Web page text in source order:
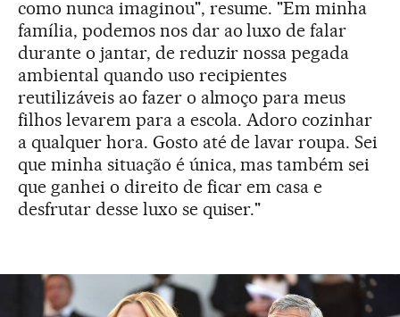
como nunca imaginou", resume. "Em minha
família, podemos nos dar ao luxo de falar
durante o jantar, de reduzir nossa pegada
ambiental quando uso recipientes
reutilizáveis ao fazer o almoço para meus
filhos levarem para a escola. Adoro cozinhar
a qualquer hora. Gosto até de lavar roupa. Sei
que minha situação é única, mas também sei
que ganhei o direito de ficar em casa e
desfrutar desse luxo se quiser."